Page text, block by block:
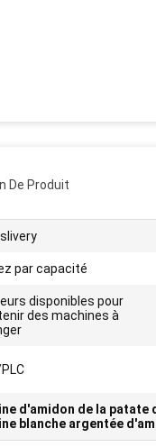
De Produit
par capacité
disponibles pour
des machines à
d'amidon de la patate
blanche argentée